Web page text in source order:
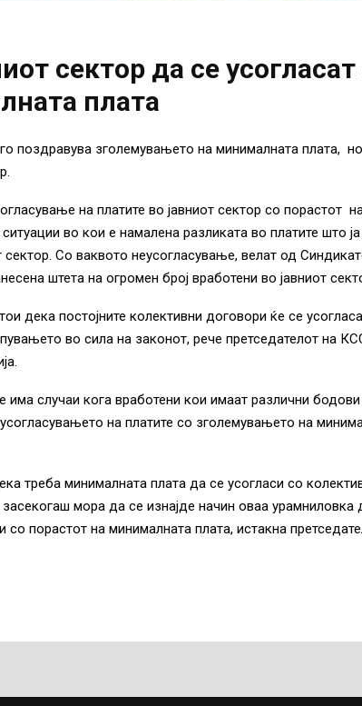
сектор да се усогласат
плата
поздравува зголемувањето на минималната плата,
на платите во јавниот сектор со порастот
во кои е намалена разликата во платите што
Со ваквото неусогласување, велат од
штета на огромен број вработени во јавниот
дека постојните колективни договори ќе се
во сила на законот, рече претседателот на
има случаи кога вработени кои имаат различни
на платите со зголемувањето на
треба минималната плата да се усогласи со
мора да се изнајде начин оваа урамниловка
порастот на минималната плата, истакна